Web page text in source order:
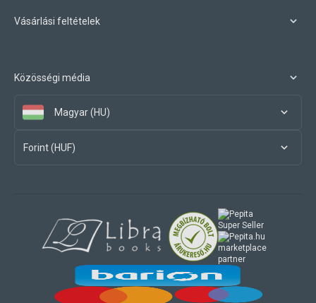
Vásárlási feltételek
Közösségi média
Magyar (HU)
Forint (HUF)
marketplace
partner